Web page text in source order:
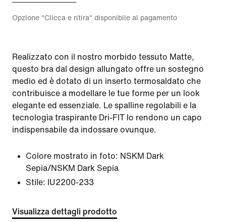
Opzione "Clicca e ritira" disponibile al pagamento
Realizzato con il nostro morbido tessuto Matte,
questo bra dal design allungato offre un sostegno
medio ed è dotato di un inserto termosaldato che
contribuisce a modellare le tue forme per un look
elegante ed essenziale. Le spalline regolabili e la
tecnologia traspirante Dri-FIT lo rendono un capo
indispensabile da indossare ovunque.
Colore mostrato in foto: NSKM Dark
Sepia/NSKM Dark Sepia
Stile: IU2200-233
Visualizza dettagli prodotto